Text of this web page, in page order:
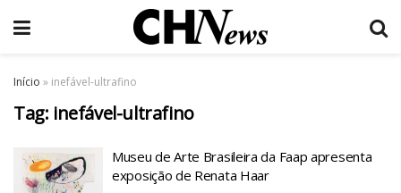
Início » inefável-ultrafino
Tag: inefável-ultrafino
Museu de Arte Brasileira da Faap apresenta
exposição de Renata Haar